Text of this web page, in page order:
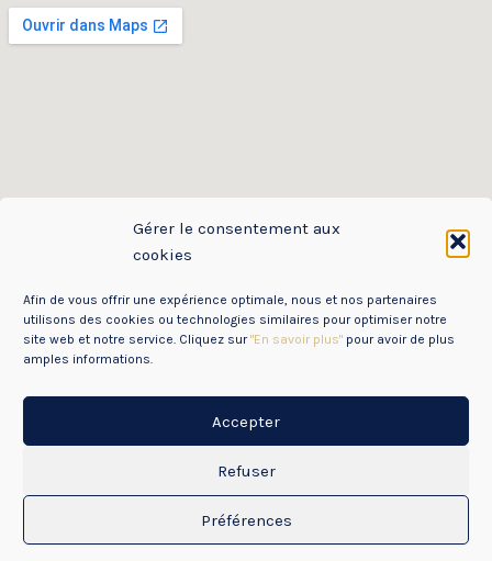
Gérer le consentement aux
cookies
Afin de vous offrir une expérience optimale, nous et nos partenaires
utilisons des cookies ou technologies similaires pour optimiser notre
site web et notre service. Cliquez sur"En savoir plus" pour avoir de plus
amples informations.
Accepter
Refuser
Préférences
Mentions Légales
Copyright © 2026 CDOS85